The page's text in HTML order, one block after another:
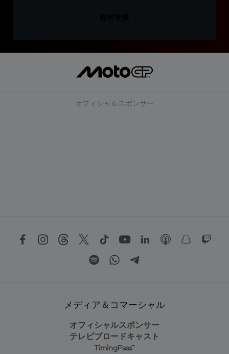
オフィシャルスポンサー
メディア＆コマーシャル
オフィシャルスポンサー
テレビブロードキャスト
TimingPass™